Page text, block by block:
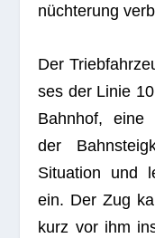
nüch­te­rung
Der
ses der Linie
Bahn­hof, eine
der
Situa­tion und
ein. Der Zug
kurz vor ihm